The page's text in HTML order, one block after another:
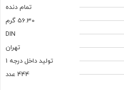
تمام دنده
56.30 گرم
DIN
تهران
تولید داخل درجه 1
444 عدد